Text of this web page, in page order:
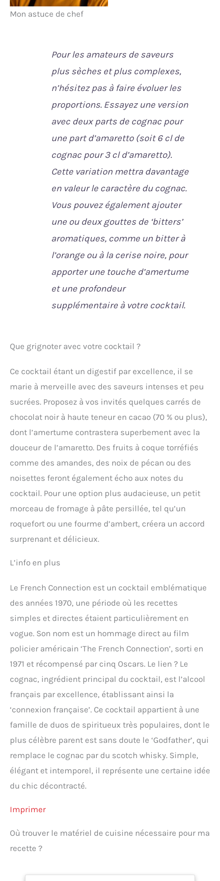
Mon astuce de chef
Pour les amateurs de saveurs
plus sèches et plus complexes,
n’hésitez pas à faire évoluer les
proportions. Essayez une version
avec deux parts de cognac pour
une part d’amaretto (soit 6 cl de
cognac pour 3 cl d’amaretto).
Cette variation mettra davantage
en valeur le caractère du cognac.
Vous pouvez également ajouter
une ou deux gouttes de ‘bitters’
aromatiques, comme un bitter à
l’orange ou à la cerise noire, pour
apporter une touche d’amertume
et une profondeur
supplémentaire à votre cocktail.
Que grignoter avec votre cocktail ?
Ce cocktail étant un digestif par excellence, il se
marie à merveille avec des saveurs intenses et peu
sucrées. Proposez à vos invités quelques carrés de
chocolat noir à haute teneur en cacao (70 % ou plus),
dont l’amertume contrastera superbement avec la
douceur de l’amaretto. Des fruits à coque torréfiés
comme des amandes, des noix de pécan ou des
noisettes feront également écho aux notes du
cocktail. Pour une option plus audacieuse, un petit
morceau de fromage à pâte persillée, tel qu’un
roquefort ou une fourme d’ambert, créera un accord
surprenant et délicieux.
L’info en plus
Le French Connection est un cocktail emblématique
des années 1970, une période où les recettes
simples et directes étaient particulièrement en
vogue. Son nom est un hommage direct au film
policier américain ‘The French Connection’, sorti en
1971 et récompensé par cinq Oscars. Le lien ? Le
cognac, ingrédient principal du cocktail, est l’alcool
français par excellence, établissant ainsi la
‘connexion française’. Ce cocktail appartient à une
famille de duos de spiritueux très populaires, dont le
plus célèbre parent est sans doute le ‘Godfather’, qui
remplace le cognac par du scotch whisky. Simple,
élégant et intemporel, il représente une certaine idée
du chic décontracté.
Imprimer
Où trouver le matériel de cuisine nécessaire pour ma
recette ?